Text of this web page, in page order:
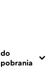
do
pobrania